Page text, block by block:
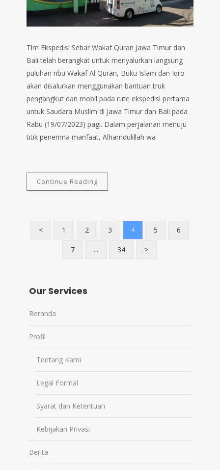
Tim Ekspedisi Sebar Wakaf Quran Jawa Timur dan
Bali telah berangkat untuk menyalurkan langsung
puluhan ribu Wakaf Al Quran, Buku Islam dan Iqro
akan disalurkan menggunakan bantuan truk
pengangkut dan mobil pada rute ekspedisi pertama
untuk Saudara Muslim di Jawa Timur dan Bali pada
Rabu (19/07/2023) pagi. Dalam perjalanan menuju
titik penerima manfaat, Alhamdulillah wa
Continue Reading
< 1 2 3 4 5 6
7 … 34 >
Our Services
Beranda
Profil
Tentang Kami
Legal Formal
Syarat dan Ketentuan
Kebijakan Privasi
Berita